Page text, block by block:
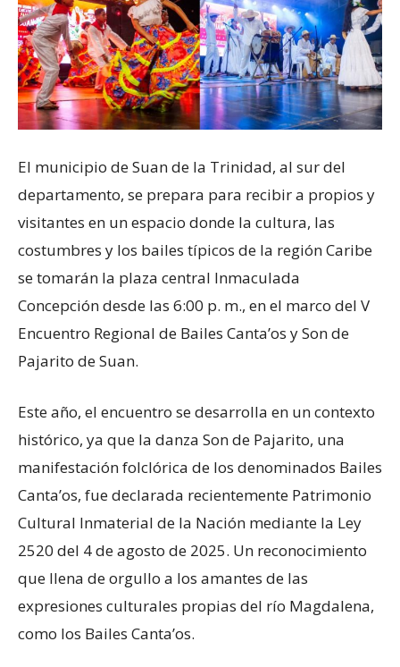
El municipio de Suan de la Trinidad, al sur del
departamento, se prepara para recibir a propios y
visitantes en un espacio donde la cultura, las
costumbres y los bailes típicos de la región Caribe
se tomarán la plaza central Inmaculada
Concepción desde las 6:00 p. m., en el marco del V
Encuentro Regional de Bailes Canta’os y Son de
Pajarito de Suan.
Este año, el encuentro se desarrolla en un contexto
histórico, ya que la danza Son de Pajarito, una
manifestación folclórica de los denominados Bailes
Canta’os, fue declarada recientemente Patrimonio
Cultural Inmaterial de la Nación mediante la Ley
2520 del 4 de agosto de 2025. Un reconocimiento
que llena de orgullo a los amantes de las
expresiones culturales propias del río Magdalena,
como los Bailes Canta’os.